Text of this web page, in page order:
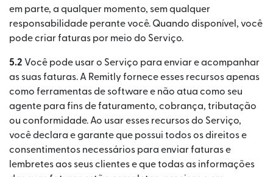
em parte, a qualquer momento, sem qualquer
responsabilidade perante você. Quando disponível, você
pode criar faturas por meio do Serviço.
5.2 Você pode usar o Serviço para enviar e acompanhar
as suas faturas. A Remitly fornece esses recursos apenas
como ferramentas de software e não atua como seu
agente para fins de faturamento, cobrança, tributação
ou conformidade. Ao usar esses recursos do Serviço,
você declara e garante que possui todos os direitos e
consentimentos necessários para enviar faturas e
lembretes aos seus clientes e que todas as informações